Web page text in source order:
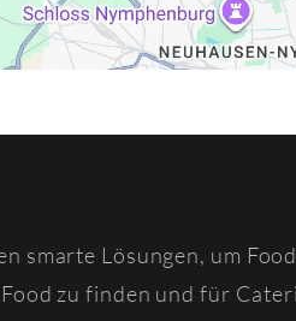
smarte Lösungen, um
zu finden und für